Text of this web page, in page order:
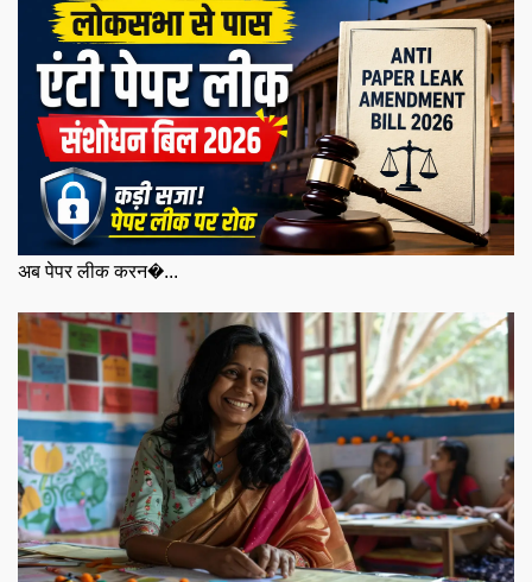
अब पेपर लीक करन�...